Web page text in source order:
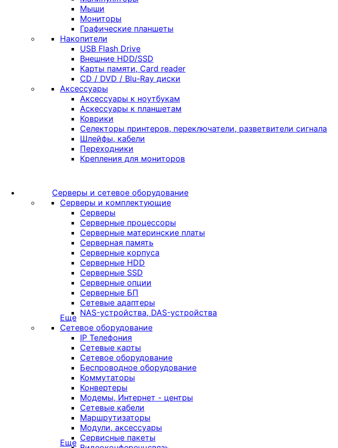
Мыши
Мониторы
Графические планшеты
Накопители
USB Flash Drive
Внешние HDD/SSD
Карты памяти, Card reader
CD / DVD / Blu-Ray диски
Аксессуары
Аксессуары к ноутбукам
Аскессуары к планшетам
Коврики
Селекторы принтеров, переключатели, разветвители сигнала
Шлейфы, кабели
Переходники
Крепления для мониторов
Серверы и сетевое оборудование
Серверы и комплектующие
Серверы
Серверные процессоры
Серверные материнские платы
Серверная память
Серверные корпуса
Серверные HDD
Серверные SSD
Серверные опции
Серверные БП
Сетевые адаптеры
NAS-устройства, DAS-устройства
Еще
Сетевое оборудование
IP Телефония
Сетевые карты
Сетевое оборудование
Беспроводное оборудование
Коммутаторы
Конвертеры
Модемы, Интернет - центры
Сетевые кабели
Маршрутизаторы
Модули, аксессуары
Сервисные пакеты
Еще